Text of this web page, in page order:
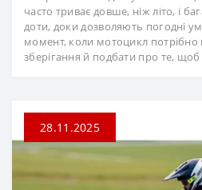
часто триває довше, ніж літо, і
доти, доки дозволяють погодні
момент, коли мотоцикл потрібно
зберігання й подбати про те, щоб
28.11.2025